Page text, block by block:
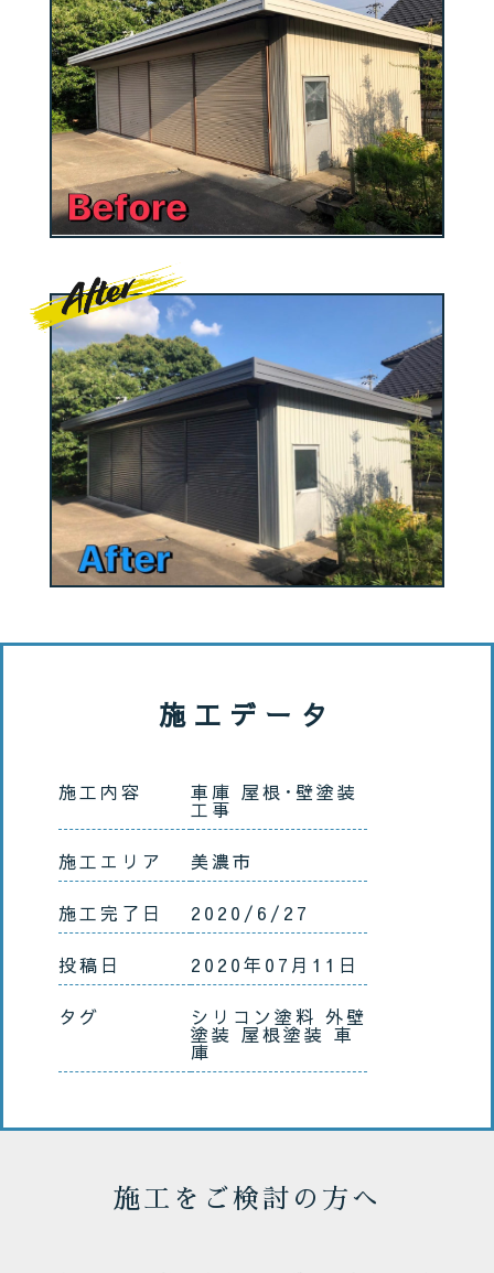
施工データ
施工内容 車庫 屋根･壁塗装
工事
施工エリア 美濃市
施工完了日 2020/6/27
投稿日 2020年07月11日
タグ シリコン塗料 外壁
塗装 屋根塗装 車
庫
施工をご検討の方へ